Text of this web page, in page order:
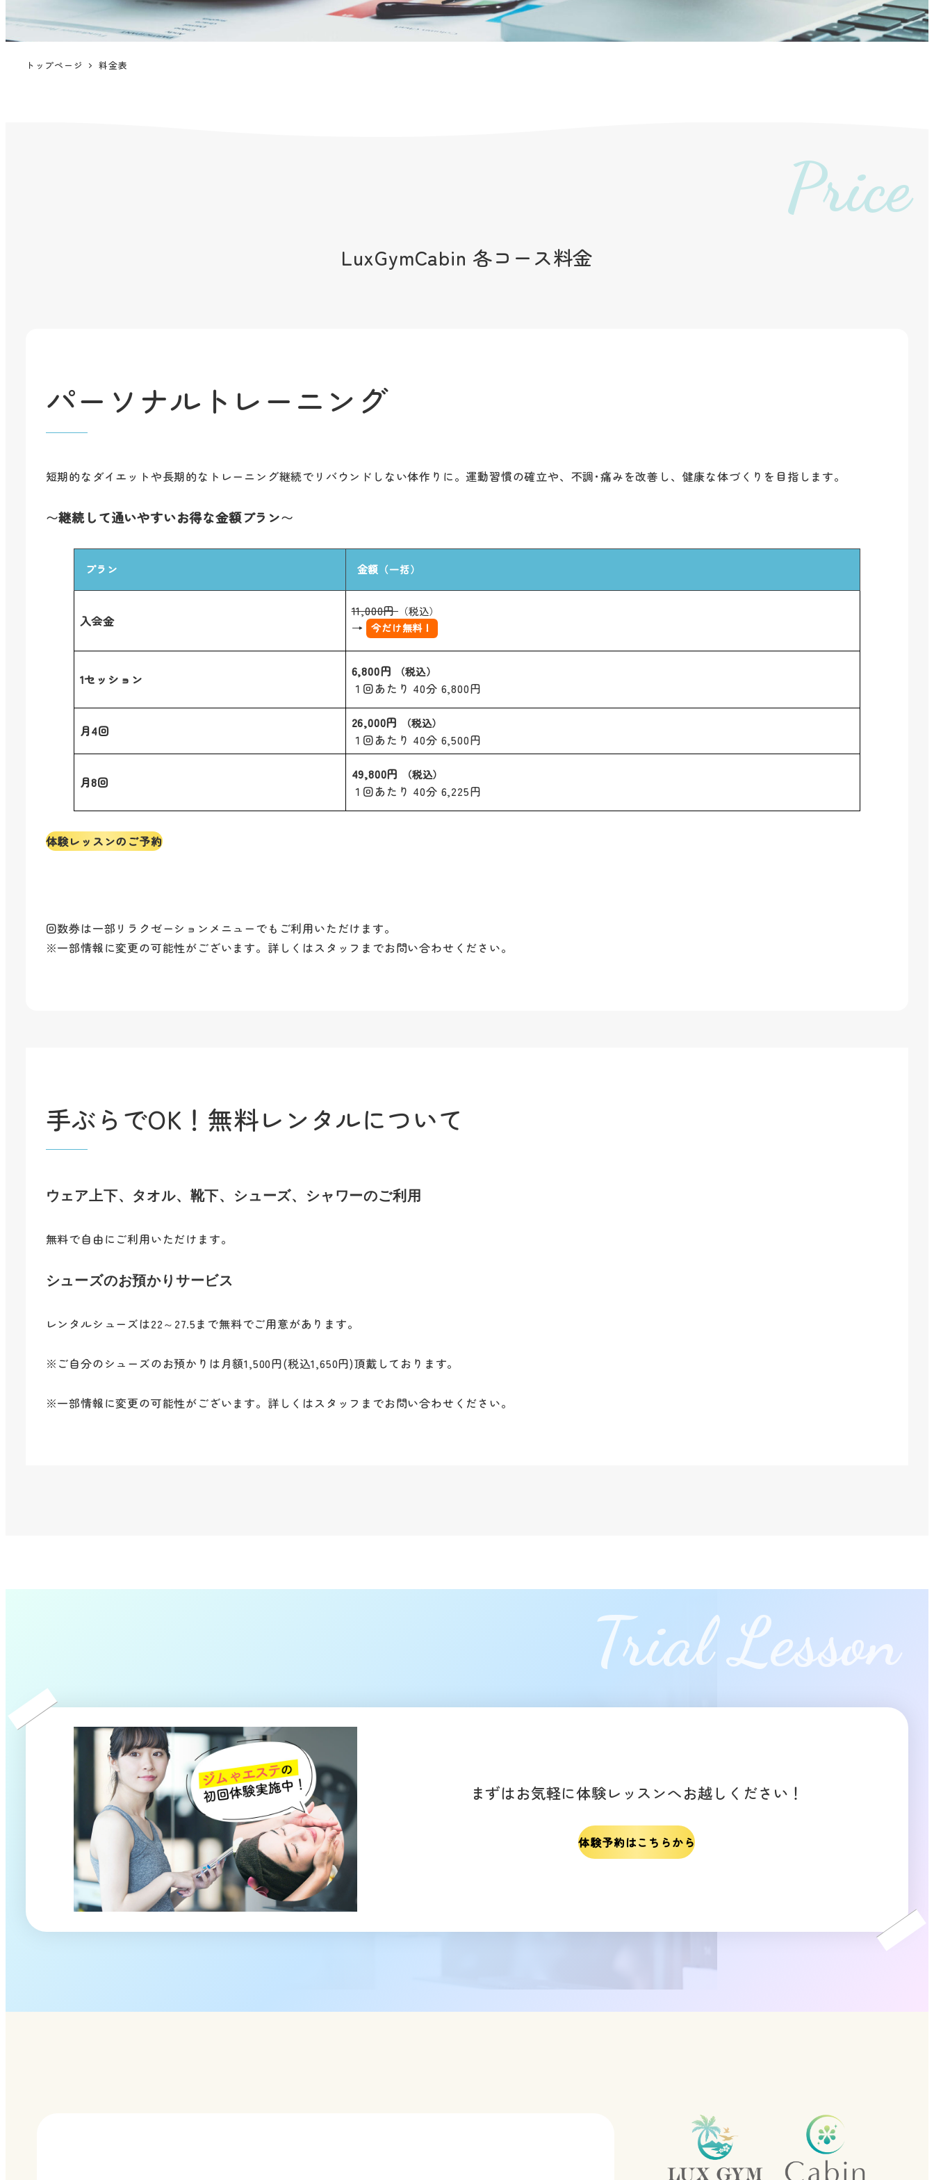
トップページ 料金表
Price
LuxGymCabin 各コース料金
パーソナルトレーニング
短期的なダイエットや長期的なトレーニング継続でリバウンドしない体作りに。運動習慣の確立や、不調･痛みを改善し、健康な体づくりを目指します。
〜継続して通いやすいお得な金額プラン〜
プラン 金額 （一括）
入会金
11,000円 （税込）
→ 今だけ無料！
1セッション 6,800円 （税込）
１回あたり 40分 6,800円
月4回 26,000円 （税込）
１回あたり 40分 6,500円
月8回 49,800円 （税込）
１回あたり 40分 6,225円
体験レッスンのご予約
回数券は一部リラクゼーションメニューでもご利用いただけます。
※一部情報に変更の可能性がございます。詳しくはスタッフまでお問い合わせください。
手ぶらでOK！無料レンタルについて
ウェア上下、タオル、靴下、シューズ、シャワーのご利用
無料で自由にご利用いただけます。
シューズのお預かりサービス
レンタルシューズは22～27.5まで無料でご用意があります。
※ご自分のシューズのお預かりは月額1,500円(税込1,650円)頂戴しております。
※一部情報に変更の可能性がございます。詳しくはスタッフまでお問い合わせください。
Trial Lesson
まずはお気軽に体験レッスンへお越しください！
体験予約はこちらから